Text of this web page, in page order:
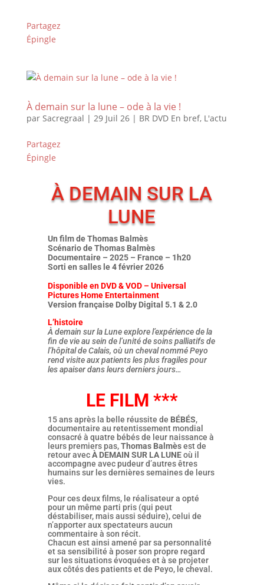
Partagez
Épingle
À demain sur la lune – ode à la vie !
par Sacregraal | 29 Juil 26| BR DVD En bref, L'actu
Partagez
Épingle
À DEMAIN SUR LA
LUNE
Un film de Thomas Balmès
Scénario de Thomas Balmès
Documentaire – 2025 – France – 1h20
Sorti en salles le 4 février 2026
Disponible en DVD & VOD – Universal
Pictures Home Entertainment
Version française Dolby Digital 5.1 & 2.0
L’histoire
À demain sur la Lune explore l’expérience de la
fin de vie au sein de l’unité de soins palliatifs de
l’hôpital de Calais, où un cheval nommé Peyo
rend visite aux patients les plus fragiles pour
les apaiser dans leurs derniers jours…
LE FILM ***
15 ans après la belle réussite de BÉBÉS,
documentaire au retentissement mondial
consacré à quatre bébés de leur naissance à
leurs premiers pas,Thomas Balmèsest de
retour avecÀ DEMAIN SUR LA LUNEoù il
accompagne avec pudeur d’autres êtres
humains sur les dernières semaines de leurs
vies.
Pour ces deux films, le réalisateur a opté
pour un même parti pris (qui peut
déstabiliser, mais aussi séduire), celui de
n’apporter aux spectateurs aucun
commentaire à son récit.
Chacun est ainsi amené par sa personnalité
et sa sensibilité à poser son propre regard
sur les situations évoquées et à se projeter
aux côtés des patients et de Peyo, le cheval.